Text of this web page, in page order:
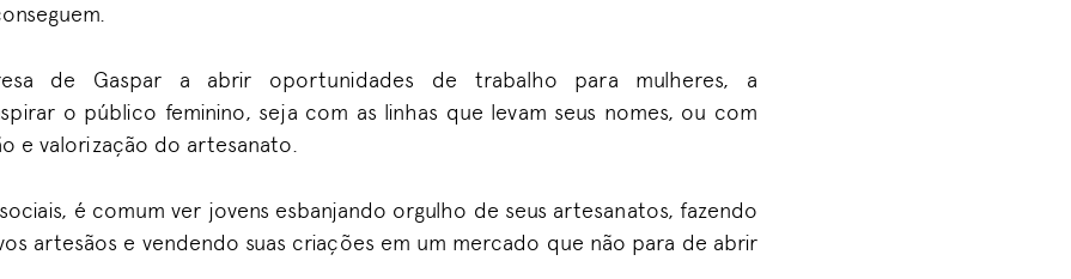
de Gaspar a abrir oportunidades de trabalho para mulheres, a
o público feminino, seja com as linhas que levam seus nomes, ou com
e valorização do artesanato.
é comum ver jovens esbanjando orgulho de seus artesanatos, fazendo
artesãos e vendendo suas criações em um mercado que não para de abrir